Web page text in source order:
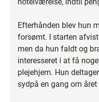
Efterhånden blev hun
forsømt. I starten
men da hun faldt og
interesseret i at få
plejehjem. Hun
sydpå en gang om